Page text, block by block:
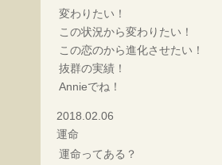
変わりたい！
この状況から変わりたい！
この恋のから進化させたい！
抜群の実績！
Annieでね！
2018.02.06
運命
運命ってある？